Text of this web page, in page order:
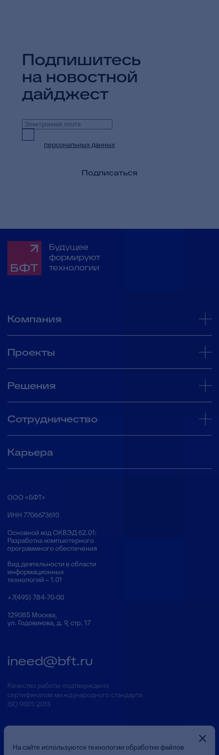
Подпишитесь
на новостной
дайджест
персональных данных
Подписаться
Будущее
формируют
технологии
Компания
Проекты
Решения
Сотрудничество
Карьера
ООО «БФТ»
ИНН 7706673610
Основной код ОКВЭД 62.01:
Разработка компьютерного
программного обеспечения
Вид деятельности в области
информационных
технологий – 1.01
+7(495) 784-70-00
129085 Москва,
ул. Годовикова, д. 9, стр. 17
ineed@bft.ru
Качество работы подтверждено
сертификатом международного стандарта
ISO 9001:2015
На сайте используются технологии обработки файлов